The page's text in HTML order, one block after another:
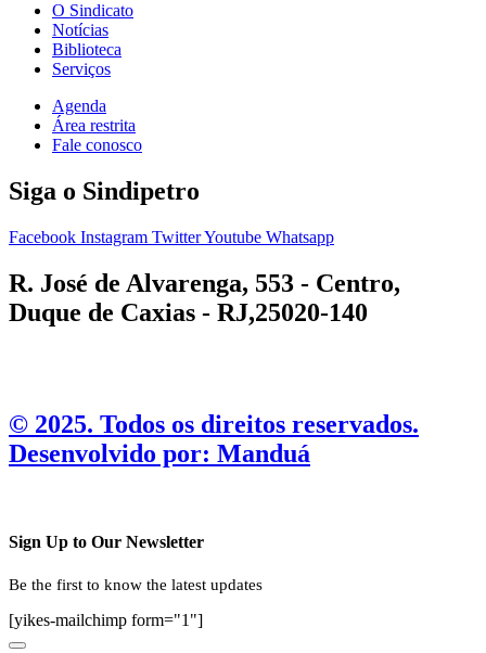
O Sindicato
Notícias
Biblioteca
Serviços
Agenda
Área restrita
Fale conosco
Siga o Sindipetro
Facebook Instagram TwitterYoutube Whatsapp
R. José de Alvarenga, 553 - Centro,
Duque de Caxias - RJ,25020-140
©️ 2025. Todos os direitos reservados.
Desenvolvido por: Manduá
Sign Up to Our Newsletter
Be the first to know the latest updates
[yikes-mailchimp form="1"]